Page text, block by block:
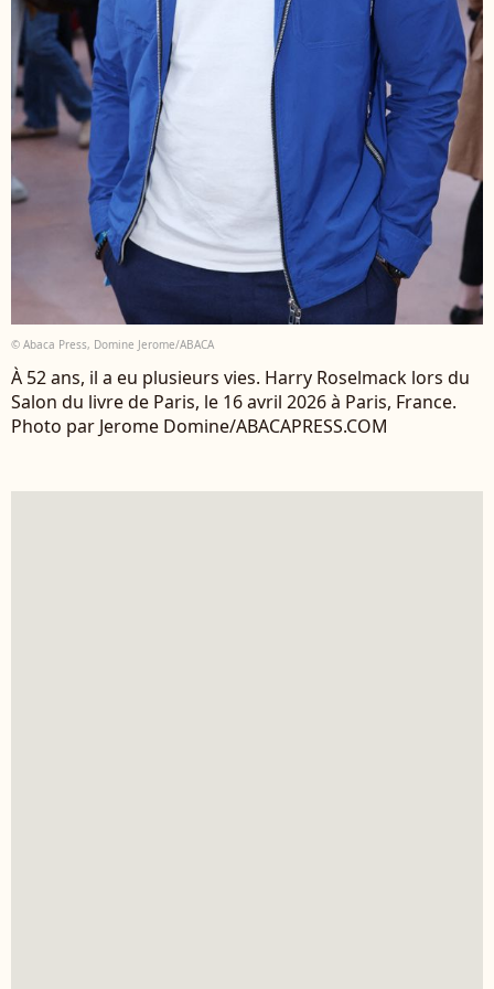
© Abaca Press, Domine Jerome/ABACA
À 52 ans, il a eu plusieurs vies. Harry Roselmack lors du
Salon du livre de Paris, le 16 avril 2026 à Paris, France.
Photo par Jerome Domine/ABACAPRESS.COM